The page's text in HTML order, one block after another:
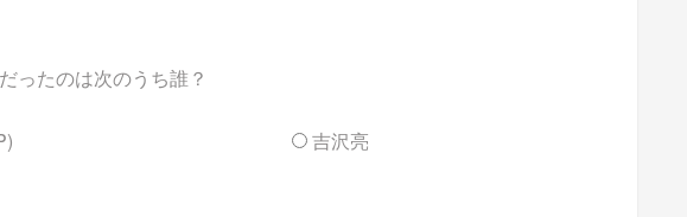
ったのは次のうち誰？
吉沢亮